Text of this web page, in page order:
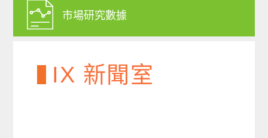
市場研究數據
IX 新聞室